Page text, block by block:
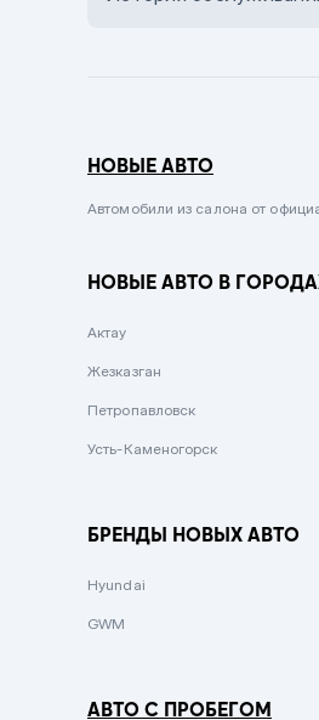
Комбинированный
Сиреневый металлик
Вишневый
Зеленый металлик
НОВЫЕ АВТО
Автомобили из салона от
НОВЫЕ АВТО В
Актау
Жезказган
Петропавловск
Усть-Каменогорск
БРЕНДЫ НОВЫХ АВТО
Hyundai
GWM
АВТО С ПРОБЕГОМ